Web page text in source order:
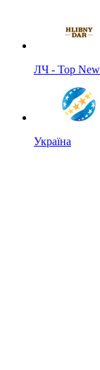
ЛЧ - Top
Україна